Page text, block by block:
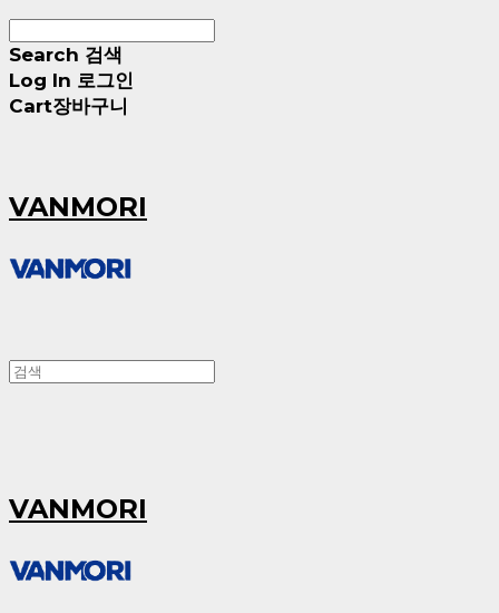
Search 검색
Log In 로그인
Cart장바구니
VANMORI
VANMORI